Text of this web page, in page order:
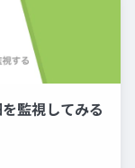
監視してみる